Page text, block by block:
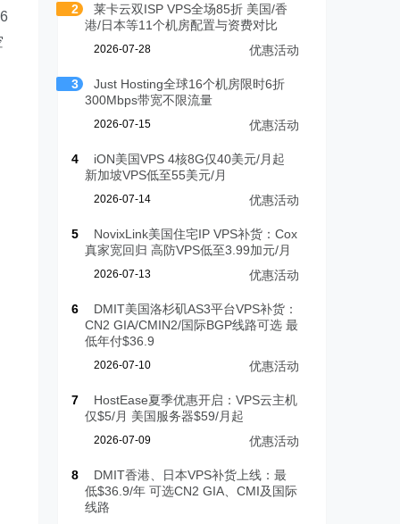
2
莱卡云双ISP VPS全场85折 美国/香
港/日本等11个机房配置与资费对比
2026-07-28 优惠活动
3
Just Hosting全球16个机房限时6折
300Mbps带宽不限流量
2026-07-15 优惠活动
4
iON美国VPS 4核8G仅40美元/月起
新加坡VPS低至55美元/月
2026-07-14 优惠活动
5
NovixLink美国住宅IP VPS补货：Cox
真家宽回归 高防VPS低至3.99加元/月
2026-07-13 优惠活动
6
DMIT美国洛杉矶AS3平台VPS补货：
CN2 GIA/CMIN2/国际BGP线路可选 最
低年付$36.9
2026-07-10 优惠活动
7
HostEase夏季优惠开启：VPS云主机
仅$5/月 美国服务器$59/月起
2026-07-09 优惠活动
8
DMIT香港、日本VPS补货上线：最
低$36.9/年 可选CN2 GIA、CMI及国际
线路